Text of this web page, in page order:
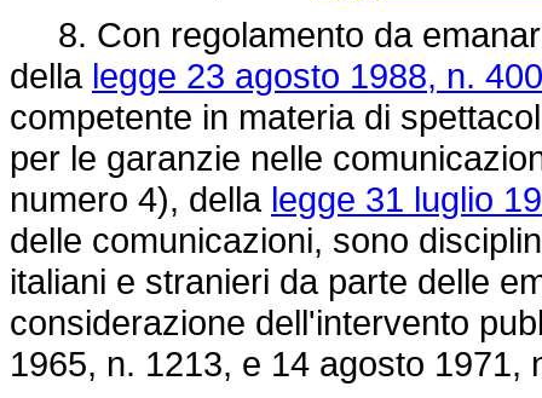
8. Con regolamento da
della legge 23 agosto 1988, n. 400
competente in materia di
per le garanzie nelle
numero 4), della legge 31 luglio
delle comunicazioni, sono
italiani e stranieri da parte delle
considerazione dell'intervento
1965, n. 1213, e 14 agosto 1971,